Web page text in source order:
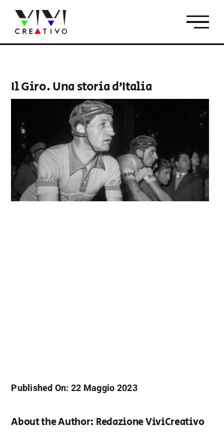
contenuto
Il Giro. Una storia d’Italia
Published On: 22 Maggio 2023
About the Author: Redazione ViviCreativo